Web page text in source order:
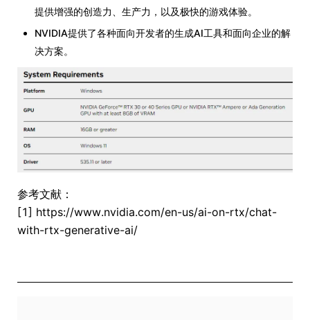
提供增强的创造力、生产力，以及极快的游戏体验。
NVIDIA提供了各种面向开发者的生成AI工具和面向企业的解
决方案。
参考文献：
[1] https://www.nvidia.com/en-us/ai-on-rtx/chat-
with-rtx-generative-ai/